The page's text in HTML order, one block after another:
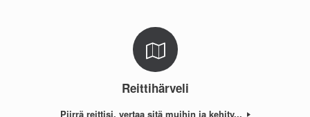
Reittihärveli
Piirrä reittisi, vertaa sitä muihin ja kehity...